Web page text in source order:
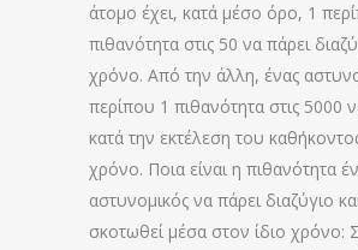
άτομο έχει, κατά μέσο όρο, 1
πιθανότητα στις 50 να πάρει
χρόνο. Από την άλλη, ένας
περίπου 1 πιθανότητα στις 5000
κατά την εκτέλεση του
χρόνο. Ποια είναι η πιθανότητα
αστυνομικός να πάρει διαζύγιο
σκοτωθεί μέσα στον ίδιο